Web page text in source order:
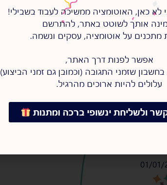
01/01/
s
s
לא כאן, האוטומציה ממשיכה לעבוד בשבילי!
אותך לשוטט באתר, להתרשם
מתכנים על אוטומציה, עסקים ונשמה.
אפשר לפנות דרך האתר,
שזמני התגובה (וכמובן גם זמני הביצוע)
עלולים להיות ארוכים מהרגיל.
ולשליחת ינשופי ברכה ומתנות